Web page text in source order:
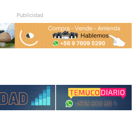
Publicidad